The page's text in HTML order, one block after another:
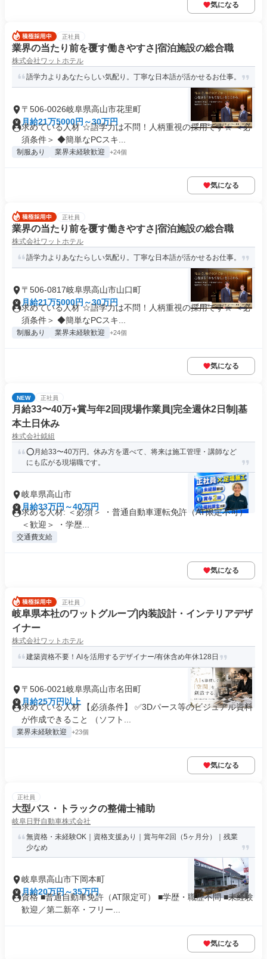
気になる
正社員
業界の当たり前を覆す働きやすさ|宿泊施設の総合職
株式会社ワットホテル
語学力よりあなたらしい気配り。丁寧な日本語が活かせるお仕事。
〒506-0026岐阜県高山市花里町
月給21万5000円～30万円
求めている人材 ☆語学力は不問！人柄重視の採用です☆ ＜必
須条件＞ ◆簡単なPCスキ...
制服あり 業界未経験歓迎 +24個
気になる
正社員
業界の当たり前を覆す働きやすさ|宿泊施設の総合職
株式会社ワットホテル
語学力よりあなたらしい気配り。丁寧な日本語が活かせるお仕事。
〒506-0817岐阜県高山市山口町
月給21万5000円～30万円
求めている人材 ☆語学力は不問！人柄重視の採用です☆ ＜必
須条件＞ ◆簡単なPCスキ...
制服あり 業界未経験歓迎 +24個
気になる
NEW 正社員
月給33〜40万+賞与年2回|現場作業員|完全週休2日制|基
本土日休み
株式会社鉞組
⭕月給33〜40万円。休み方を選べて、将来は施工管理・講師など
にも広がる現場職です。
岐阜県高山市
月給33万円～40万円
求める人材: ＜必須＞ ・普通自動車運転免許（AT限定不可）
＜歓迎＞ ・学歴...
交通費支給
気になる
正社員
岐阜県本社のワットグループ|内装設計・インテリアデザ
イナー
株式会社ワットホテル
建築資格不要！AIを活用するデザイナー/有休含め年休128日
〒506-0021岐阜県高山市名田町
月給25万円以上
求めている人材 【必須条件】 ✅3Dパース等のビジュアル資料
が作成できること （ソフト...
業界未経験歓迎 +23個
気になる
正社員
大型バス・トラックの整備士補助
岐阜日野自動車株式会社
無資格・未経験OK｜資格支援あり｜賞与年2回（5ヶ月分）｜残業
少なめ
岐阜県高山市下岡本町
月給20万円～35万円
資格 ■普通自動車免許（AT限定可） ■学歴・職歴不問 ■未経験
歓迎／第二新卒・フリー...
気になる